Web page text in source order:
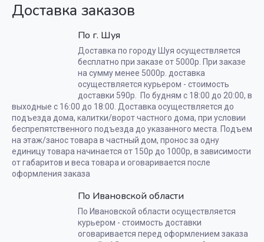
Доставка заказов
По г. Шуя
Доставка по городу Шуя осуществляется
бесплатно при заказе от 5000р. При заказе
на сумму менее 5000р. доставка
осуществляется курьером - стоимость
доставки 590р. По будням с 18:00 до 20:00, в
выходные с 16:00 до 18:00. Доставка осуществляется до
подъезда дома, калитки/ворот частного дома, при условии
беспрепятственного подъезда до указанного места. Подъем
на этаж/занос товара в частный дом, пронос за одну
единицу товара начинается от 150р до 1000р, в зависимости
от габаритов и веса товара и оговаривается после
оформления заказа
По Ивановской области
По Ивановской области осуществляется
курьером - стоимость доставки
оговаривается перед оформлением заказа